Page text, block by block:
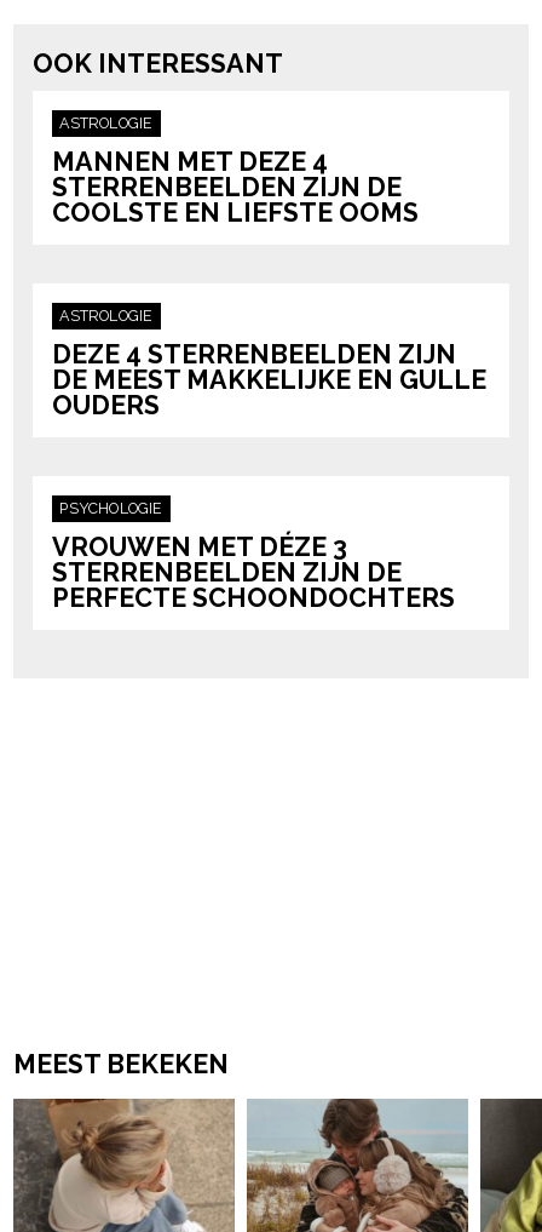
OOK INTERESSANT
ASTROLOGIE
MANNEN MET DEZE 4
STERRENBEELDEN ZIJN DE
COOLSTE EN LIEFSTE OOMS
ASTROLOGIE
DEZE 4 STERRENBEELDEN ZIJN
DE MEEST MAKKELIJKE EN GULLE
OUDERS
PSYCHOLOGIE
VROUWEN MET DÉZE 3
STERRENBEELDEN ZIJN DE
PERFECTE SCHOONDOCHTERS
MEEST BEKEKEN